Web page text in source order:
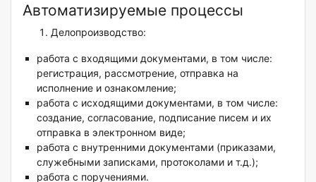
Автоматизируемые процессы
Делопроизводство:
работа с входящими документами, в том числе:
регистрация, рассмотрение, отправка на
исполнение и ознакомление;
работа с исходящими документами, в том числе:
создание, согласование, подписание писем и их
отправка в электронном виде;
работа с внутренними документами (приказами,
служебными записками, протоколами и т.д.);
работа с поручениями.